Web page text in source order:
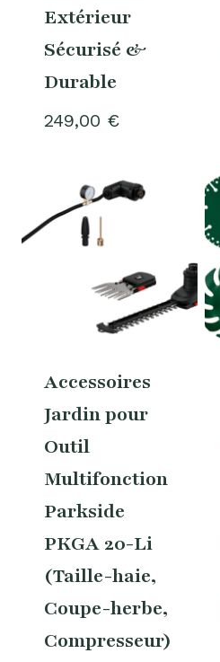
Extérieur
Sécurisé &
Durable
249,00 €
Accessoires
Jardin pour
Outil
Multifonction
Parkside
PKGA 20-Li
(Taille-haie,
Coupe-herbe,
Compresseur)